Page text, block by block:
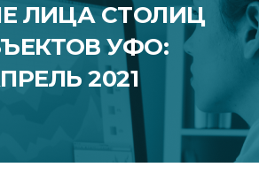
ЛИЦА СТОЛИЦ
УФО:
2021